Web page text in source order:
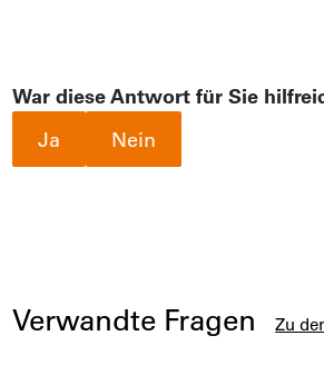
War diese Antwort für Sie
Ja
Nein
Verwandte Fragen Zu